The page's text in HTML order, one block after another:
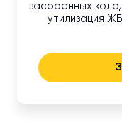
засоренных
утилизация